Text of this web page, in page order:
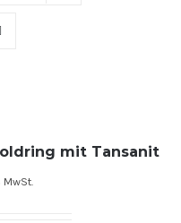
mit Tansanit
MwSt.